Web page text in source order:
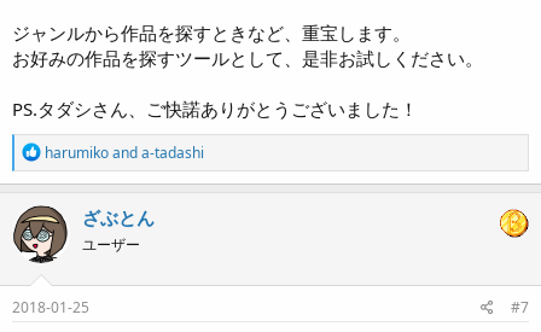
ジャンルから作品を探すときなど、重宝します。
お好みの作品を探すツールとして、是非お試しください。
PS.タダシさん、ご快諾ありがとうございました！
R
e
a
c
t
i
o
n
s
harumikoanda-tadashi
ざぶとん
ユーザー
2018-01-25 #7